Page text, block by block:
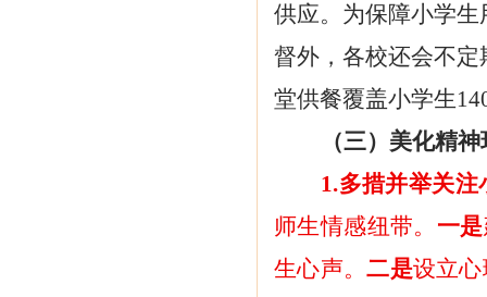
供应。为保障小学
督外，各校还会不
堂供餐覆盖小学生
（三）美化精
1.多措并举关
师生情感纽带。 一是
生心声。二是设立